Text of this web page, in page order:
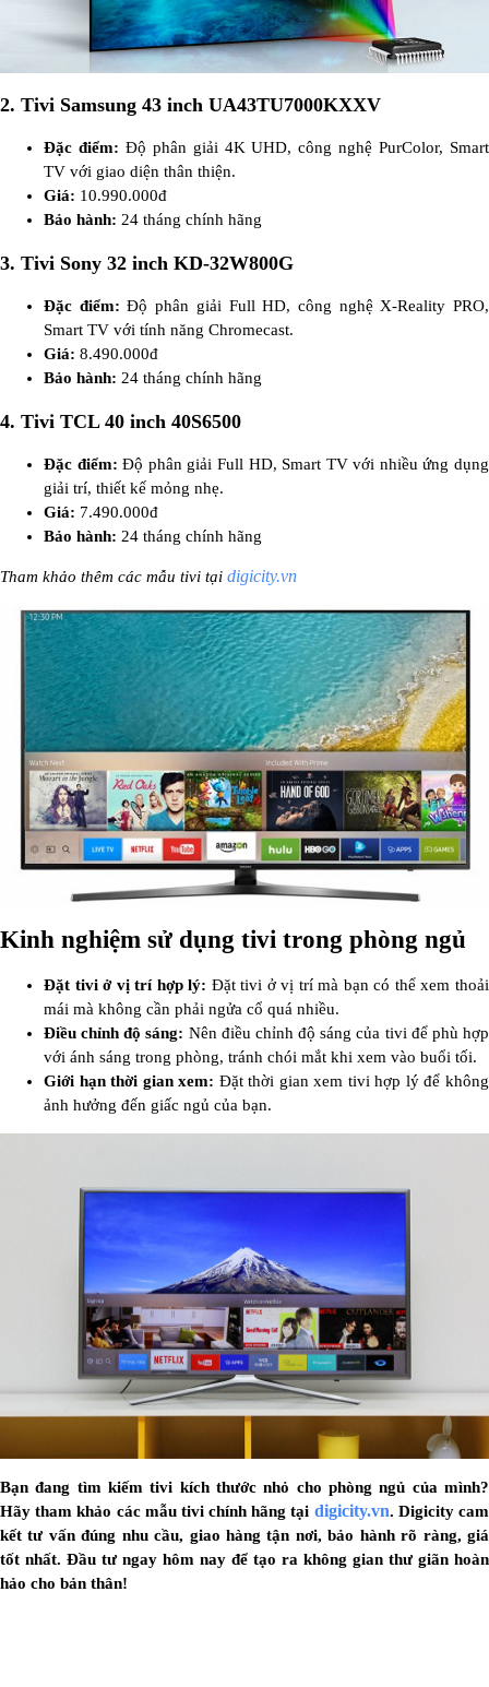
2. Tivi Samsung 43 inch UA43TU7000KXXV
Đặc điểm: Độ phân giải 4K UHD, công nghệ PurColor, Smart
TV với giao diện thân thiện.
Giá: 10.990.000đ
Bảo hành: 24 tháng chính hãng
3. Tivi Sony 32 inch KD-32W800G
Đặc điểm: Độ phân giải Full HD, công nghệ X-Reality PRO,
Smart TV với tính năng Chromecast.
Giá: 8.490.000đ
Bảo hành: 24 tháng chính hãng
4. Tivi TCL 40 inch 40S6500
Đặc điểm: Độ phân giải Full HD, Smart TV với nhiều ứng dụng
giải trí, thiết kế mỏng nhẹ.
Giá: 7.490.000đ
Bảo hành: 24 tháng chính hãng
Tham khảo thêm các mẫu tivi tại digicity.vn
Kinh nghiệm sử dụng tivi trong phòng ngủ
Đặt tivi ở vị trí hợp lý: Đặt tivi ở vị trí mà bạn có thể xem thoải
mái mà không cần phải ngửa cổ quá nhiều.
Điều chỉnh độ sáng: Nên điều chỉnh độ sáng của tivi để phù hợp
với ánh sáng trong phòng, tránh chói mắt khi xem vào buổi tối.
Giới hạn thời gian xem: Đặt thời gian xem tivi hợp lý để không
ảnh hưởng đến giấc ngủ của bạn.
Bạn đang tìm kiếm tivi kích thước nhỏ cho phòng ngủ của mình?
Hãy tham khảo các mẫu tivi chính hãng tại digicity.vn. Digicity cam
kết tư vấn đúng nhu cầu, giao hàng tận nơi, bảo hành rõ ràng, giá
tốt nhất. Đầu tư ngay hôm nay để tạo ra không gian thư giãn hoàn
hảo cho bản thân!